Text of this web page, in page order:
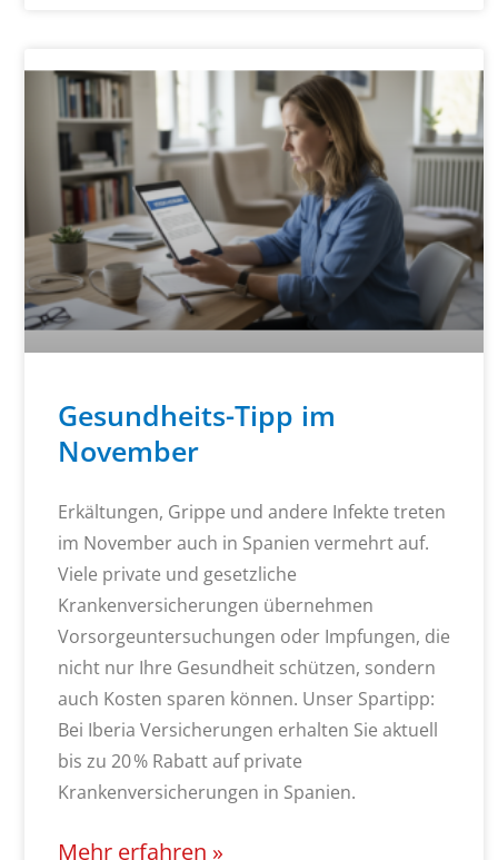
Gesundheits-Tipp im
November
Erkältungen, Grippe und andere Infekte treten
im November auch in Spanien vermehrt auf.
Viele private und gesetzliche
Krankenversicherungen übernehmen
Vorsorgeuntersuchungen oder Impfungen, die
nicht nur Ihre Gesundheit schützen, sondern
auch Kosten sparen können. Unser Spartipp:
Bei Iberia Versicherungen erhalten Sie aktuell
bis zu 20 % Rabatt auf private
Krankenversicherungen in Spanien.
Mehr erfahren »